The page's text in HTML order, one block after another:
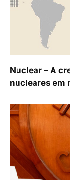
Nuclear – A
nucleares em